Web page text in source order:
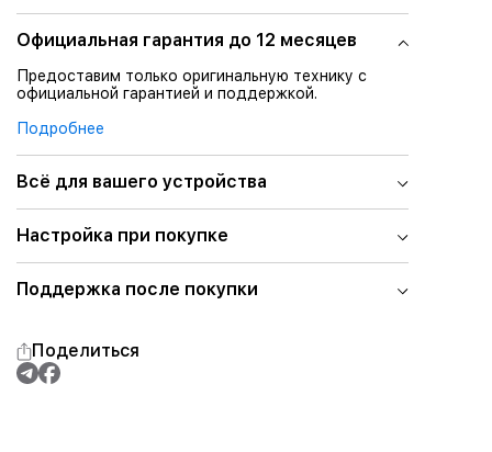
Официальная гарантия до 12 месяцев
Предоставим только оригинальную технику с
официальной гарантией и поддержкой.
Подробнее
Всё для вашего устройства
Настройка при покупке
Поддержка после покупки
Поделиться